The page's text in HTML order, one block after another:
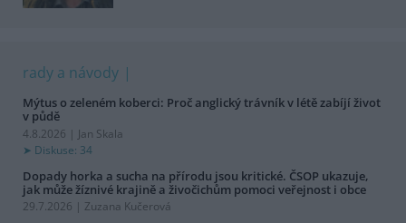
rady a návody
Mýtus o zeleném koberci: Proč anglický trávník v létě zabíjí život
v půdě
4.8.2026 | Jan Skala
Diskuse: 34
Dopady horka a sucha na přírodu jsou kritické. ČSOP ukazuje,
jak může žíznivé krajině a živočichům pomoci veřejnost i obce
29.7.2026 | Zuzana Kučerová